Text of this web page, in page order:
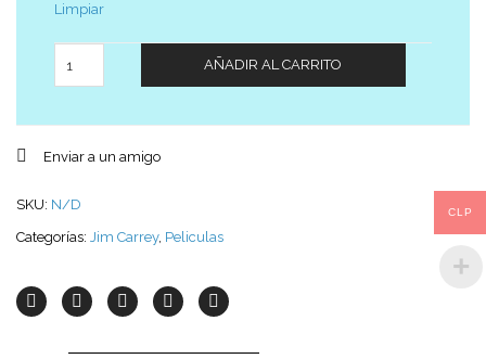
Limpiar
AÑADIR AL CARRITO
Enviar a un amigo
SKU: N/D
Categorías: Jim Carrey, Peliculas
CLP